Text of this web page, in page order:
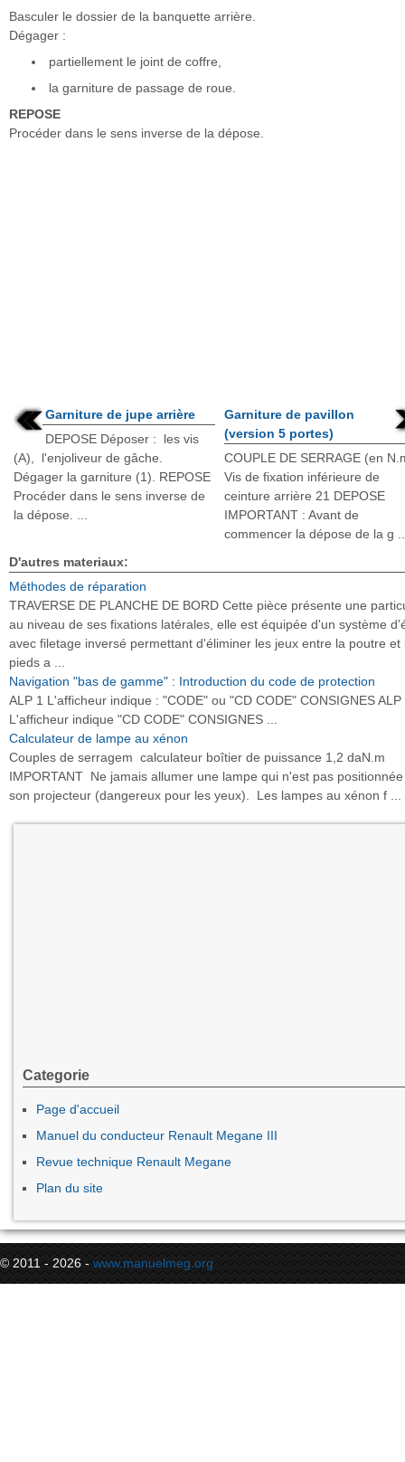
Basculer le dossier de la banquette arrière.
Dégager :
partiellement le joint de coffre,
la garniture de passage de roue.
REPOSE
Procéder dans le sens inverse de la dépose.
Garniture de jupe arrière
DEPOSE Déposer : les vis
(A), l'enjoliveur de gâche.
Dégager la garniture (1). REPOSE
Procéder dans le sens inverse de
la dépose. ...
Garniture de pavillon
(version 5 portes)
COUPLE DE SERRAGE (en
Vis de fixation inférieure de
ceinture arrière 21 DEPOSE
IMPORTANT : Avant de
commencer la dépose de la g
D'autres materiaux:
Méthodes de réparation
TRAVERSE DE PLANCHE DE BORD Cette pièce présente une
au niveau de ses fixations latérales, elle est équipée d'un système
avec filetage inversé permettant d'éliminer les jeux entre la poutre et
pieds a ...
Navigation "bas de gamme" : Introduction du code de protection
ALP 1 L'afficheur indique : "CODE" ou "CD CODE" CONSIGNES ALP
L'afficheur indique "CD CODE" CONSIGNES ...
Calculateur de lampe au xénon
Couples de serragem calculateur boîtier de puissance 1,2 daN.m
IMPORTANT Ne jamais allumer une lampe qui n'est pas
son projecteur (dangereux pour les yeux). Les lampes au xénon f ...
Categorie
Page d'accueil
Manuel du conducteur Renault Megane III
Revue technique Renault Megane
Plan du site
© 2011 - 2026 - www.manuelmeg.org